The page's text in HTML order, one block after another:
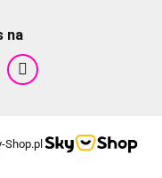
na
Shop.pl